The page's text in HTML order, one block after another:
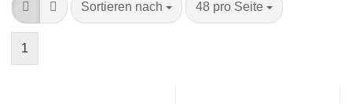
Sortieren nach
Sortieren nach 48 pro Seite
pro Seite
1